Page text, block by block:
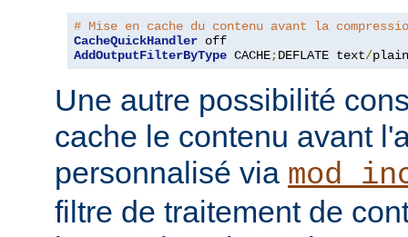
# Mise en cache du contenu avant la
CacheQuickHandler
AddOutputFilterByType CACHE;DEFLATE text/plain
Une autre possibilité
cache le contenu avant
personnalisé via
filtre de traitement de